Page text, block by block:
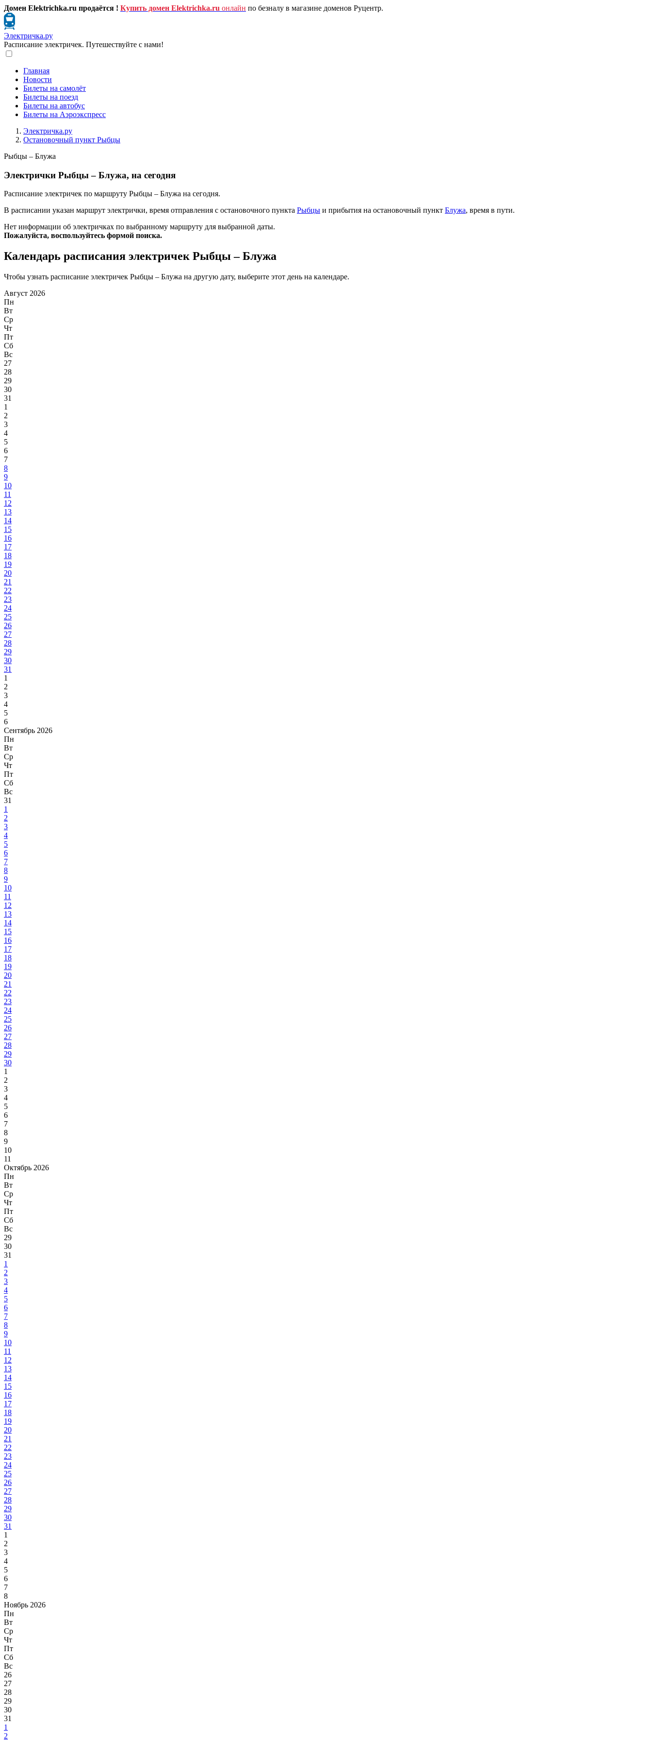
Домен Elektrichka.ru продаётся ! Купить домен Elektrichka.ru онлайн по безналу в магазине доменов Руцентр.
Электричка.ру
Расписание электричек. Путешествуйте с нами!
Главная
Новости
Билеты на самолёт
Билеты на поезд
Билеты на автобус
Билеты на Аэроэкспресс
Электричка.ру
Остановочный пункт Рыбцы
Рыбцы – Блужа
Электрички Рыбцы – Блужа, на сегодня
Расписание электричек по маршруту Рыбцы – Блужа на сегодня.
В расписании указан маршрут электрички, время отправления с остановочного пункта Рыбцы и прибытия на остановочный пункт Блужа, время в пути.
Нет информации об электричках по выбранному маршруту для выбранной даты.
Пожалуйста, воспользуйтесь формой поиска.
Календарь расписания электричек Рыбцы – Блужа
Чтобы узнать расписание электричек Рыбцы – Блужа на другую дату, выберите этот день на календаре.
Август 2026
Пн
Вт
Ср
Чт
Пт
Сб
Вс
27
28
29
30
31
1
2
3
4
5
6
7
8
9
10
11
12
13
14
15
16
17
18
19
20
21
22
23
24
25
26
27
28
29
30
31
1
2
3
4
5
6
Сентябрь 2026
Пн
Вт
Ср
Чт
Пт
Сб
Вс
31
1
2
3
4
5
6
7
8
9
10
11
12
13
14
15
16
17
18
19
20
21
22
23
24
25
26
27
28
29
30
1
2
3
4
5
6
7
8
9
10
11
Октябрь 2026
Пн
Вт
Ср
Чт
Пт
Сб
Вс
29
30
31
1
2
3
4
5
6
7
8
9
10
11
12
13
14
15
16
17
18
19
20
21
22
23
24
25
26
27
28
29
30
31
1
2
3
4
5
6
7
8
Ноябрь 2026
Пн
Вт
Ср
Чт
Пт
Сб
Вс
26
27
28
29
30
31
1
2